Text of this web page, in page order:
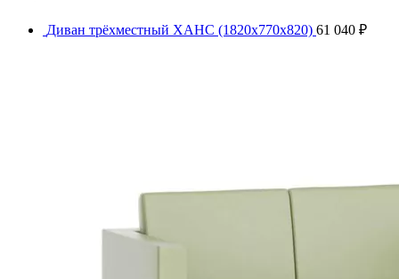
Диван трёхместный ХАНС (1820х770х820) 61 040 ₽